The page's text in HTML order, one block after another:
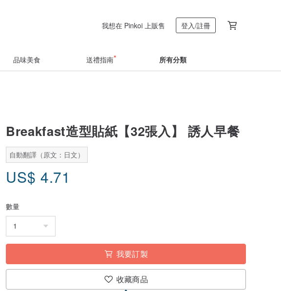
我想在 Pinkoi 上販售 登入/註冊
品味美食 送禮指南 所有分類
Breakfast造型貼紙【32張入】 誘人早餐
自動翻譯（原文：日文）
US$ 4.71
數量
我要訂製
收藏商品